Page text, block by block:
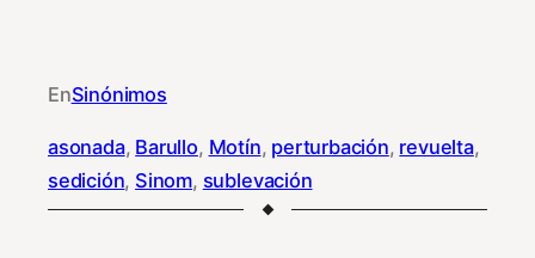
EnSinónimos
asonada, Barullo, Motín, perturbación, revuelta
sedición, Sinom, sublevación